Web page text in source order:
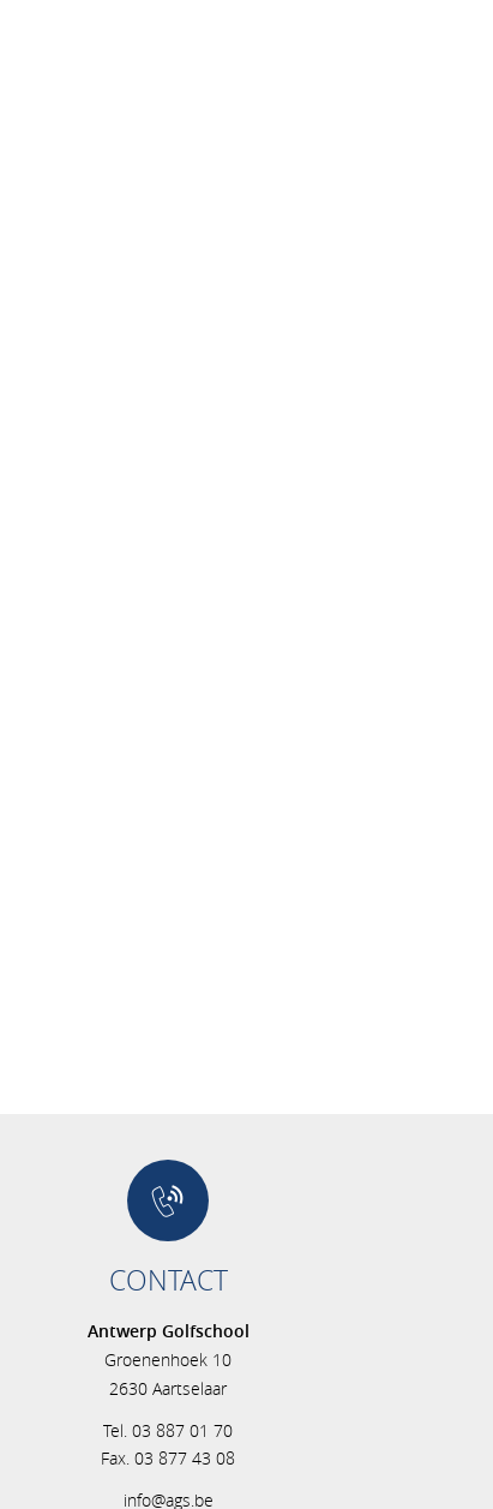
CONTACT
Antwerp Golfschool
Groenenhoek 10
2630 Aartselaar
Tel. 03 887 01 70
Fax. 03 877 43 08
info@ags.be